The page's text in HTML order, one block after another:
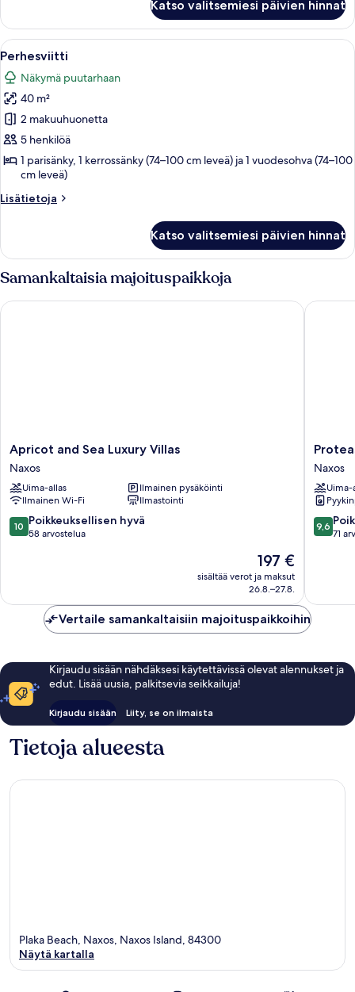
Bathtub
Katso valitsemiesi päivien hinnat
Avaa
kaikki
huonetyypin
Perhesviitti
kuvat
Makuuhuone, jossa on sänky,
7
Perhesviitti
Näkymä puutarhaan
40 m²
2 makuuhuonetta
5 henkilöä
1 parisänky, 1 kerrossänky (74–100 cm leveä) ja 1 vuodesohva (74–100
cm leveä)
Lisätietoja
Lisätietoja
Katso valitsemiesi päivien hinnat
Samankaltaisia majoituspaikkoja
Apricot
and
Sea
Luxury
Villas
Naxos
Apricot and Sea Luxury Villas
Naxos
Uima-allas
Ilmainen pysäköinti
Ilmainen Wi-Fi
Ilmastointi
10.0
kautta
arvostelua
10 Poikkeuksellisen hyvä
58 arvostelua
Hinta
197 €
197 €
sisältää verot ja maksut
26.8.–27.8.
Apricot and Sea Luxury Villas
Proteas
Hotel
&
Suites
Naxos
Naxos
Uima-
9.6
kautta
9,6
71
Proteas
Vertaile samankaltaisiin majoituspaikkoihin
Kirjaudu sisään nähdäksesi käytettävissä olevat alennukset ja
edut. Lisää uusia, palkitsevia seikkailuja!
Kirjaudu sisään Liity, se on ilmaista
Tietoja alueesta
Plaka Beach, Naxos, Naxos Island, 84300
Näytä kartalla